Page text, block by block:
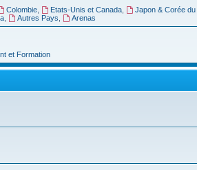
Colombie Etats-Unis et Canada,
Japon & Corée du
Autres Pays Arenas
et Formation